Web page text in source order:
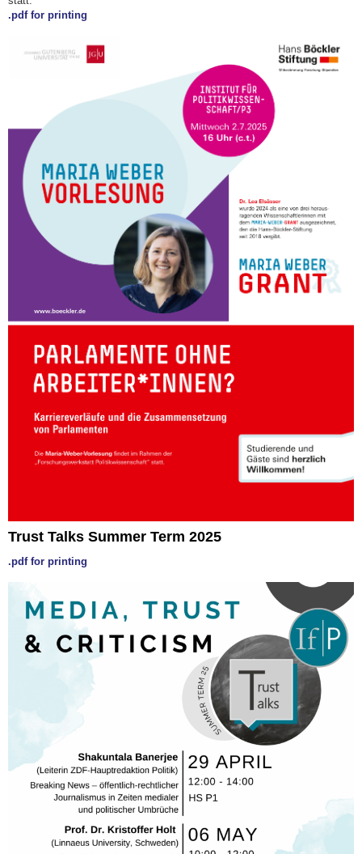
.pdf for printing
Trust Talks Summer Term 2025
.pdf for printing